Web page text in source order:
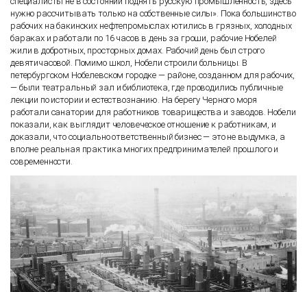
нужно рассчитывать только на собственные силы». Пока большинство
рабочих на бакинских нефтепромыслах ютились в грязных, холодных
бараках и работали по 16 часов в день за гроши, рабочие Нобелей
жили в добротных, просторных домах. Рабочий день был строго
девятичасовой. Помимо школ, Нобели строили больницы. В
петербургском Нобелевском городке — районе, созданном для рабочих,
— были театральный зал и библиотека, где проводились публичные
лекции по истории и естествознанию. На берегу Черного моря
работали санатории для работников товарищества и заводов. Нобели
показали, как выглядит человеческое отношение к работникам, и
доказали, что социально ответственный бизнес — это не выдумка, а
вполне реальная практика многих предпринимателей прошлого и
современности.